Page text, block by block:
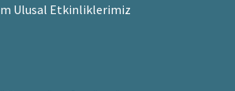
Ulusal Etkinliklerimiz